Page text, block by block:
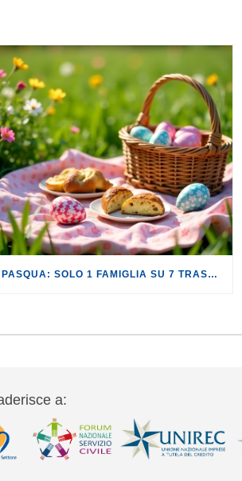
PASQUA: SOLO 1 FAMIGLIA SU 7 TRASCORRERÀ QUESTA FESTIVITÀ LONTANO DA CASA.
a: